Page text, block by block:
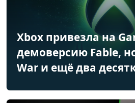
Xbox привезла на
демоверсию Fable,
War и ещё два